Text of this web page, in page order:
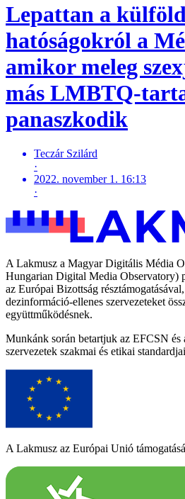
Lepattan a
hatóságokról a
amikor meleg
más LMBTQ-
panaszkodik
Teczár Szilárd
·
2022. november 1. 16:13
·
A Lakmusz a Magyar Digitális Média
Hungarian Digital Media Observatory)
az Európai Bizottság
dezinformáció-ellenes szervezeteket
együttműködésnek.
Munkánk során betartjuk az EFCSN
szervezetek szakmai és etikai
A Lakmusz az Európai Unió